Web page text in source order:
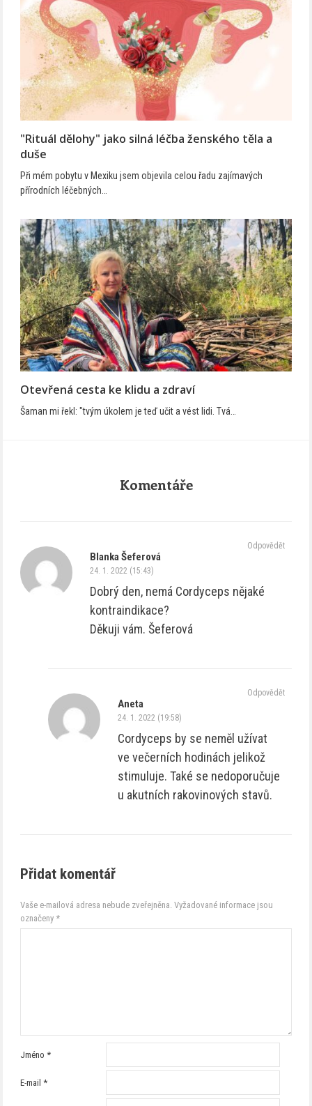
"Rituál dělohy" jako silná léčba ženského těla a
duše
Při mém pobytu v Mexiku jsem objevila celou řadu zajímavých
přírodních léčebných…
Otevřená cesta ke klidu a zdraví
Šaman mi řekl: "tvým úkolem je teď učit a vést lidi. Tvá…
Komentáře
Blanka Šeferová
24. 1. 2022 (15:43)
Dobrý den, nemá Cordyceps nějaké
kontraindikace?
Děkuji vám. Šeferová
Odpovědět
Aneta
24. 1. 2022 (19:58)
Cordyceps by se neměl užívat
ve večerních hodinách jelikož
stimuluje. Také se nedoporučuje
u akutních rakovinových stavů.
Odpovědět
Přidat komentář
Vaše e-mailová adresa nebude zveřejněna. Vyžadované informace jsou
označeny *
Jméno*
E-mail*